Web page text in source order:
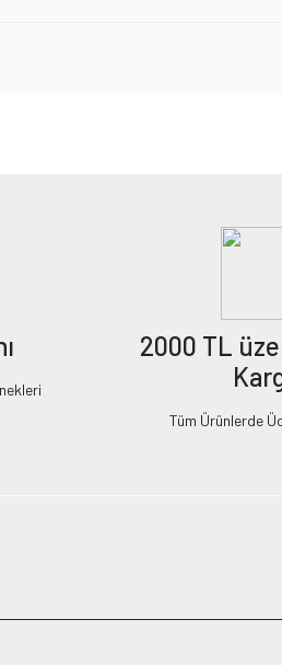
2000 TL
Tüm Ürünlerde